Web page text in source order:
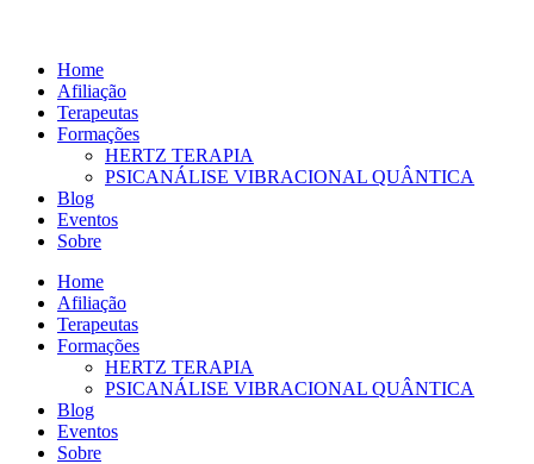
Home
Afiliação
Terapeutas
Formações
HERTZ TERAPIA
PSICANÁLISE VIBRACIONAL QUÂNTICA
Blog
Eventos
Sobre
Home
Afiliação
Terapeutas
Formações
HERTZ TERAPIA
PSICANÁLISE VIBRACIONAL QUÂNTICA
Blog
Eventos
Sobre